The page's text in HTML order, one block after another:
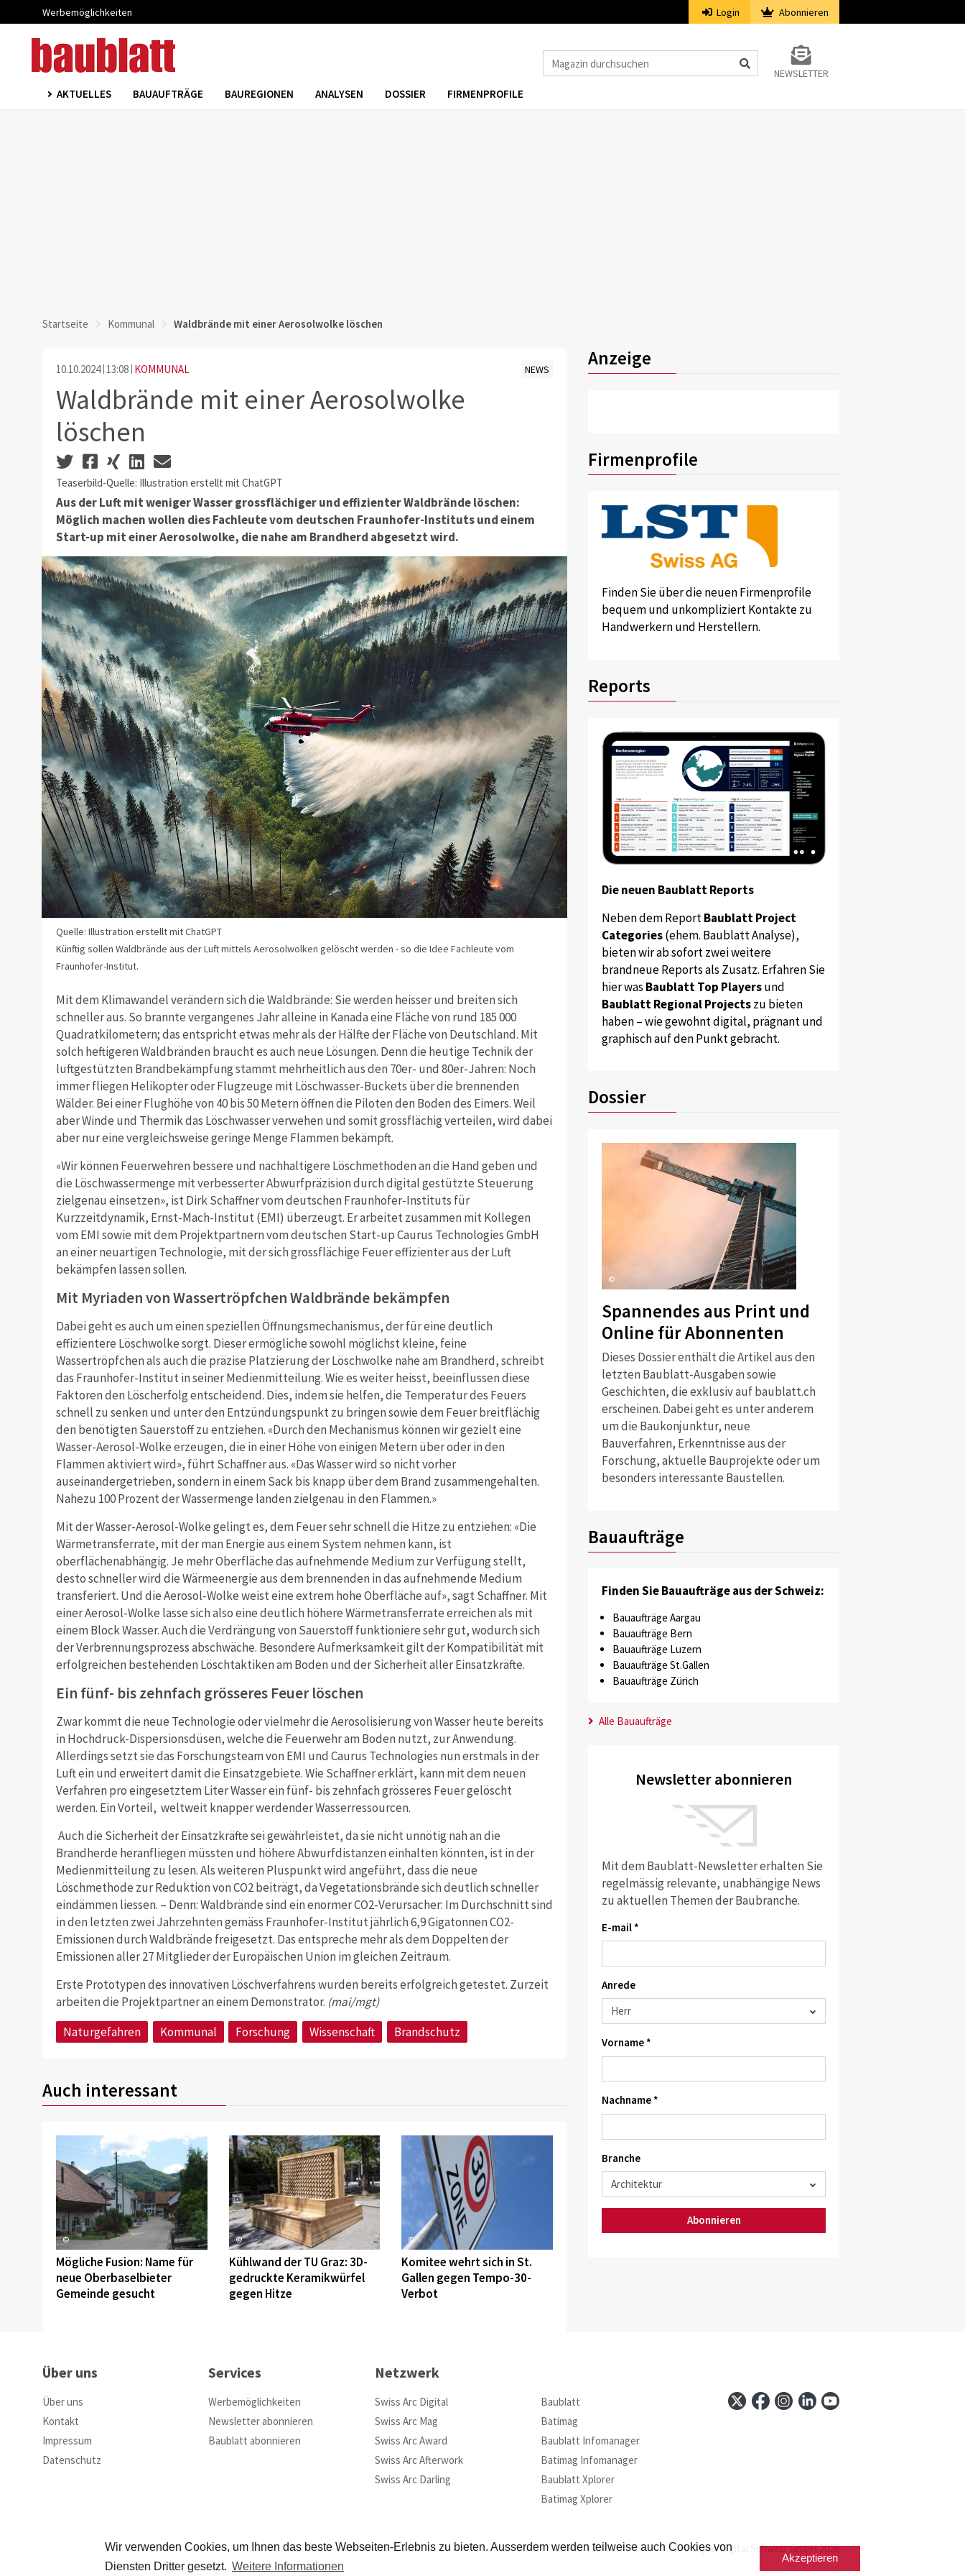
Wir verwenden Cookies, um Ihnen das beste Webseiten-Erlebnis zu bieten. Ausserdem werden teilweise auch Cookies von
Diensten Dritter gesetzt. Weitere Informationen
Akzeptieren
Werbemöglichkeiten Login Abonnieren
NEWSLETTER
AKTUELLES BAUAUFTRÄGE BAUREGIONEN ANALYSEN DOSSIER FIRMENPROFILE
Startseite Kommunal Waldbrände mit einer Aerosolwolke löschen
10.10.2024 13:08 KOMMUNAL NEWS
Waldbrände mit einer Aerosolwolke
löschen
Teaserbild-Quelle: Illustration erstellt mit ChatGPT
Aus der Luft mit weniger Wasser grossflächiger und effizienter Waldbrände löschen:
Möglich machen wollen dies Fachleute vom deutschen Fraunhofer-Instituts und einem
Start-up mit einer Aerosolwolke, die nahe am Brandherd abgesetzt wird.
Quelle: Illustration erstellt mit ChatGPT
Künftig sollen Waldbrände aus der Luft mittels Aerosolwolken gelöscht werden - so die Idee Fachleute vom
Fraunhofer-Institut.
Mit dem Klimawandel verändern sich die Waldbrände: Sie werden heisser und breiten sich
schneller aus. So brannte vergangenes Jahr alleine in Kanada eine Fläche von rund 185 000
Quadratkilometern; das entspricht etwas mehr als der Hälfte der Fläche von Deutschland. Mit
solch heftigeren Waldbränden braucht es auch neue Lösungen. Denn die heutige Technik der
luftgestützten Brandbekämpfung stammt mehrheitlich aus den 70er- und 80er-Jahren: Noch
immer fliegen Helikopter oder Flugzeuge mit Löschwasser-Buckets über die brennenden
Wälder. Bei einer Flughöhe von 40 bis 50 Metern öffnen die Piloten den Boden des Eimers. Weil
aber Winde und Thermik das Löschwasser verwehen und somit grossflächig verteilen, wird dabei
aber nur eine vergleichsweise geringe Menge Flammen bekämpft.
«Wir können Feuerwehren bessere und nachhaltigere Löschmethoden an die Hand geben und
die Löschwassermenge mit verbesserter Abwurfpräzision durch digital gestützte Steuerung
zielgenau einsetzen», ist Dirk Schaffner vom deutschen Fraunhofer-Instituts für
Kurzzeitdynamik, Ernst-Mach-Institut (EMI) überzeugt. Er arbeitet zusammen mit Kollegen
vom EMI sowie mit dem Projektpartnern vom deutschen Start-up Caurus Technologies GmbH
an einer neuartigen Technologie, mit der sich grossflächige Feuer effizienter aus der Luft
bekämpfen lassen sollen.
Mit Myriaden von Wassertröpfchen Waldbrände bekämpfen
Dabei geht es auch um einen speziellen Öffnungsmechanismus, der für eine deutlich
effizientere Löschwolke sorgt. Dieser ermögliche sowohl möglichst kleine, feine
Wassertröpfchen als auch die präzise Platzierung der Löschwolke nahe am Brandherd, schreibt
das Fraunhofer-Institut in seiner Medienmitteilung. Wie es weiter heisst, beeinflussen diese
Faktoren den Löscherfolg entscheidend. Dies, indem sie helfen, die Temperatur des Feuers
schnell zu senken und unter den Entzündungspunkt zu bringen sowie dem Feuer breitflächig
den benötigten Sauerstoff zu entziehen. «Durch den Mechanismus können wir gezielt eine
Wasser-Aerosol-Wolke erzeugen, die in einer Höhe von einigen Metern über oder in den
Flammen aktiviert wird», führt Schaffner aus. «Das Wasser wird so nicht vorher
auseinandergetrieben, sondern in einem Sack bis knapp über dem Brand zusammengehalten.
Nahezu 100 Prozent der Wassermenge landen zielgenau in den Flammen.»
Mit der Wasser-Aerosol-Wolke gelingt es, dem Feuer sehr schnell die Hitze zu entziehen: «Die
Wärmetransferrate, mit der man Energie aus einem System nehmen kann, ist
oberflächenabhängig. Je mehr Oberfläche das aufnehmende Medium zur Verfügung stellt,
desto schneller wird die Wärmeenergie aus dem brennenden in das aufnehmende Medium
transferiert. Und die Aerosol-Wolke weist eine extrem hohe Oberfläche auf», sagt Schaffner. Mit
einer Aerosol-Wolke lasse sich also eine deutlich höhere Wärmetransferrate erreichen als mit
einem Block Wasser. Auch die Verdrängung von Sauerstoff funktioniere sehr gut, wodurch sich
der Verbrennungsprozess abschwäche. Besondere Aufmerksamkeit gilt der Kompatibilität mit
erfolgreichen bestehenden Löschtaktiken am Boden und der Sicherheit aller Einsatzkräfte.
Ein fünf- bis zehnfach grösseres Feuer löschen
Zwar kommt die neue Technologie oder vielmehr die Aerosolisierung von Wasser heute bereits
in Hochdruck-Dispersionsdüsen, welche die Feuerwehr am Boden nutzt, zur Anwendung.
Allerdings setzt sie das Forschungsteam von EMI und Caurus Technologies nun erstmals in der
Luft ein und erweitert damit die Einsatzgebiete. Wie Schaffner erklärt, kann mit dem neuen
Verfahren pro eingesetztem Liter Wasser ein fünf- bis zehnfach grösseres Feuer gelöscht
werden. Ein Vorteil, weltweit knapper werdender Wasserressourcen.
Auch die Sicherheit der Einsatzkräfte sei gewährleistet, da sie nicht unnötig nah an die
Brandherde heranfliegen müssten und höhere Abwurfdistanzen einhalten könnten, ist in der
Medienmitteilung zu lesen. Als weiteren Pluspunkt wird angeführt, dass die neue
Löschmethode zur Reduktion von CO2 beiträgt, da Vegetationsbrände sich deutlich schneller
eindämmen liessen. – Denn: Waldbrände sind ein enormer CO2-Verursacher: Im Durchschnitt sind
in den letzten zwei Jahrzehnten gemäss Fraunhofer-Institut jährlich 6,9 Gigatonnen CO2-
Emissionen durch Waldbrände freigesetzt. Das entspreche mehr als dem Doppelten der
Emissionen aller 27 Mitglieder der Europäischen Union im gleichen Zeitraum.
Erste Prototypen des innovativen Löschverfahrens wurden bereits erfolgreich getestet. Zurzeit
arbeiten die Projektpartner an einem Demonstrator. (mai/mgt)
Naturgefahren
Kommunal Forschung Wissenschaft Brandschutz
Auch interessant
©
Mögliche Fusion: Name für
neue Oberbaselbieter
Gemeinde gesucht
©
Kühlwand der TU Graz: 3D-
gedruckte Keramikwürfel
gegen Hitze
©
Komitee wehrt sich in St.
Gallen gegen Tempo-30-
Verbot
Anzeige
Firmenprofile
Finden Sie über die neuen Firmenprofile
bequem und unkompliziert Kontakte zu
Handwerkern und Herstellern.
Reports
Die neuen Baublatt Reports
Neben dem ReportBaublatt Project
Categories(ehem. Baublatt Analyse),
bieten wir ab sofort zwei weitere
brandneue Reports als Zusatz. Erfahren Sie
hier was Baublatt Top Playersund
Baublatt Regional Projectszu bieten
haben – wie gewohnt digital, prägnant und
graphisch auf den Punkt gebracht.
Dossier
©
Spannendes aus Print und
Online für Abonnenten
Dieses Dossier enthält die Artikel aus den
letzten Baublatt-Ausgaben sowie
Geschichten, die exklusiv auf baublatt.ch
erscheinen. Dabei geht es unter anderem
um die Baukonjunktur, neue
Bauverfahren, Erkenntnisse aus der
Forschung, aktuelle Bauprojekte oder um
besonders interessante Baustellen.
Bauaufträge
Finden Sie Bauaufträge aus der Schweiz:
Bauaufträge Aargau
Bauaufträge Bern
Bauaufträge Luzern
Bauaufträge St.Gallen
Bauaufträge Zürich
Alle Bauaufträge
Newsletter abonnieren
Mit dem Baublatt-Newsletter erhalten Sie
regelmässig relevante, unabhängige News
zu aktuellen Themen der Baubranche.
E-mail *
Anrede
Vorname *
Nachname *
Branche
Abonnieren
Über uns
Über uns
Kontakt
Impressum
Datenschutz
Services
Werbemöglichkeiten
Newsletter abonnieren
Baublatt abonnieren
Netzwerk
Swiss Arc Digital
Swiss Arc Mag
Swiss Arc Award
Swiss Arc Afterwork
Swiss Arc Darling
Baublatt
Batimag
Baublatt Infomanager
Batimag Infomanager
Baublatt Xplorer
Batimag Xplorer
© Infopro Digital Schweiz GmbH 2026